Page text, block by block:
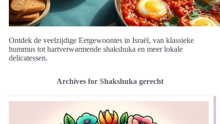
Ontdek de veelzijdige Eetgewoontes in Israël, van klassieke
hummus tot hartverwarmende shakshuka en meer lokale
delicatessen.
Archives for Shakshuka gerecht